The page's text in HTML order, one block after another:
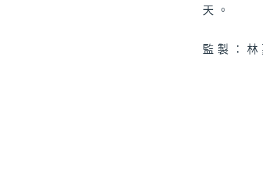
天。
監製：林